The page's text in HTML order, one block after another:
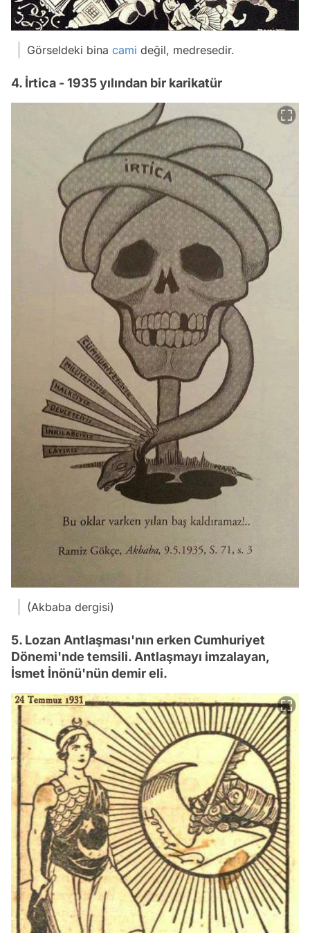
Görseldeki bina cami değil, medresedir.
4. İrtica - 1935 yılından bir karikatür
(Akbaba dergisi)
5. Lozan Antlaşması'nın erken Cumhuriyet
Dönemi'nde temsili. Antlaşmayı imzalayan,
İsmet İnönü'nün demir eli.